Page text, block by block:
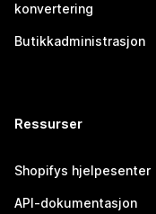
konvertering
Butikkadministrasjon
Ressurser
Shopifys hjelpesenter
API-dokumentasjon